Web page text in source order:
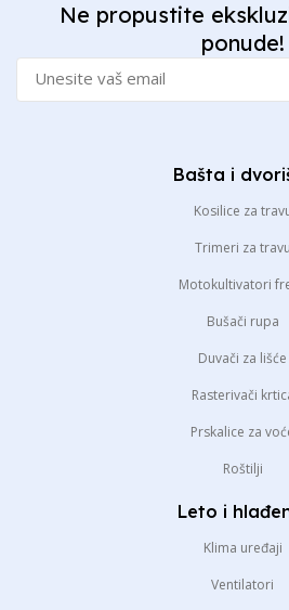
Ne propustite
ponude!
Bašta i
Kosilice za
Trimeri za travu
Motokultivatori
Bušači rupa
Duvači za lišće
Rasterivači
Prskalice za
Roštilji
Leto i
Klima uređaji
Ventilatori